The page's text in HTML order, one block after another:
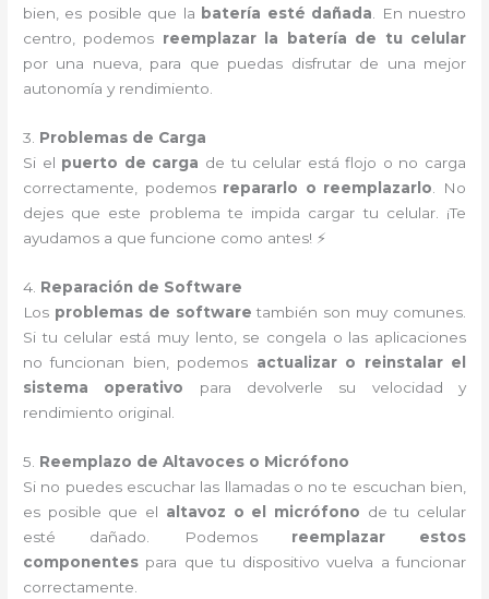
bien, es posible que la batería esté dañada . En nuestro
centro, podemos reemplazar la batería de tu celular
por una nueva, para que puedas disfrutar de una mejor
autonomía y rendimiento.
3. Problemas de Carga
Si el puerto de carga de tu celular está flojo o no carga
correctamente, podemos repararlo o reemplazarlo . No
dejes que este problema te impida cargar tu celular. ¡Te
ayudamos a que funcione como antes! ⚡
4. Reparación de Software
Los problemas de software también son muy comunes.
Si tu celular está muy lento, se congela o las aplicaciones
no funcionan bien, podemos actualizar o reinstalar el
sistema operativo para devolverle su velocidad y
rendimiento original.
5. Reemplazo de Altavoces o Micrófono
Si no puedes escuchar las llamadas o no te escuchan bien,
es posible que el altavoz o el micrófono de tu celular
esté dañado. Podemos reemplazar estos
componentes para que tu dispositivo vuelva a funcionar
correctamente.